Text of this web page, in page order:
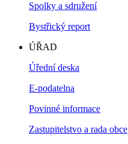
Spolky a sdružení
Bystřický report
ÚŘAD
Úřední deska
E-podatelna
Povinné informace
Zastupitelstvo a rada obce